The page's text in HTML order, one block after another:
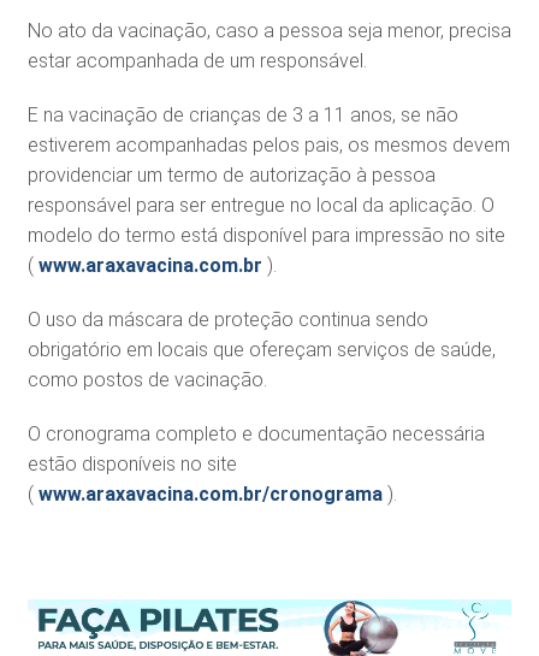
No ato da vacinação, caso a pessoa seja menor, precisa
estar acompanhada de um responsável.
E na vacinação de crianças de 3 a 11 anos, se não
estiverem acompanhadas pelos pais, os mesmos devem
providenciar um termo de autorização à pessoa
responsável para ser entregue no local da aplicação. O
modelo do termo está disponível para impressão no site
( www.araxavacina.com.br ).
O uso da máscara de proteção continua sendo
obrigatório em locais que ofereçam serviços de saúde,
como postos de vacinação.
O cronograma completo e documentação necessária
estão disponíveis no site
( www.araxavacina.com.br/cronograma).